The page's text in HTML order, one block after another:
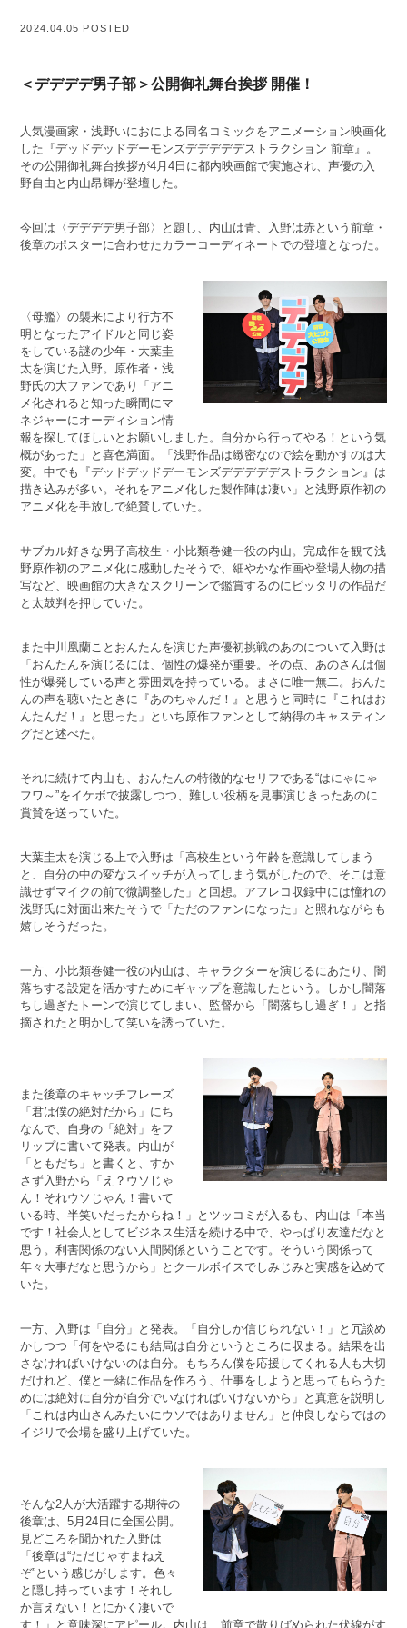
2024.04.05 POSTED
＜デデデデ男子部＞公開御礼舞台挨拶 開催！
人気漫画家・浅野いにおによる同名コミックをアニメーション映画化
した『デッドデッドデーモンズデデデデデストラクション 前章』。
その公開御礼舞台挨拶が4月4日に都内映画館で実施され、声優の入
野自由と内山昂輝が登壇した。
今回は〈デデデデ男子部〉と題し、内山は青、入野は赤という前章・
後章のポスターに合わせたカラーコーディネートでの登壇となった。
〈母艦〉の襲来により行方不
明となったアイドルと同じ姿
をしている謎の少年・大葉圭
太を演じた入野。原作者・浅
野氏の大ファンであり「アニ
メ化されると知った瞬間にマ
ネジャーにオーディション情
報を探してほしいとお願いしました。自分から行ってやる！という気
概があった」と喜色満面。「浅野作品は緻密なので絵を動かすのは大
変。中でも『デッドデッドデーモンズデデデデデストラクション』は
描き込みが多い。それをアニメ化した製作陣は凄い」と浅野原作初の
アニメ化を手放しで絶賛していた。
サブカル好きな男子高校生・小比類巻健一役の内山。完成作を観て浅
野原作初のアニメ化に感動したそうで、細やかな作画や登場人物の描
写など、映画館の大きなスクリーンで鑑賞するのにピッタリの作品だ
と太鼓判を押していた。
また中川凰蘭ことおんたんを演じた声優初挑戦のあのについて入野は
「おんたんを演じるには、個性の爆発が重要。その点、あのさんは個
性が爆発している声と雰囲気を持っている。まさに唯一無二。おんた
んの声を聴いたときに『あのちゃんだ！』と思うと同時に『これはお
んたんだ！』と思った」といち原作ファンとして納得のキャスティン
グだと述べた。
それに続けて内山も、おんたんの特徴的なセリフである“はにゃにゃ
フワ～”をイケボで披露しつつ、難しい役柄を見事演じきったあのに
賞賛を送っていた。
大葉圭太を演じる上で入野は「高校生という年齢を意識してしまう
と、自分の中の変なスイッチが入ってしまう気がしたので、そこは意
識せずマイクの前で微調整した」と回想。アフレコ収録中には憧れの
浅野氏に対面出来たそうで「ただのファンになった」と照れながらも
嬉しそうだった。
一方、小比類巻健一役の内山は、キャラクターを演じるにあたり、闇
落ちする設定を活かすためにギャップを意識したという。しかし闇落
ちし過ぎたトーンで演じてしまい、監督から「闇落ちし過ぎ！」と指
摘されたと明かして笑いを誘っていた。
また後章のキャッチフレーズ
「君は僕の絶対だから」にち
なんで、自身の「絶対」をフ
リップに書いて発表。内山が
「ともだち」と書くと、すか
さず入野から「え？ウソじゃ
ん！それウソじゃん！書いて
いる時、半笑いだったからね！」とツッコミが入るも、内山は「本当
です！社会人としてビジネス生活を続ける中で、やっぱり友達だなと
思う。利害関係のない人間関係ということです。そういう関係って
年々大事だなと思うから」とクールボイスでしみじみと実感を込めて
いた。
一方、入野は「自分」と発表。「自分しか信じられない！」と冗談め
かしつつ「何をやるにも結局は自分というところに収まる。結果を出
さなければいけないのは自分。もちろん僕を応援してくれる人も大切
だけれど、僕と一緒に作品を作ろう、仕事をしようと思ってもらうた
めには絶対に自分が自分でいなければいけないから」と真意を説明し
「これは内山さんみたいにウソではありません」と仲良しならではの
イジリで会場を盛り上げていた。
そんな2人が大活躍する期待の
後章は、5月24日に全国公開。
見どころを聞かれた入野は
「後章は“ただじゃすまねえ
ぞ”という感じがします。色々
と隠し持っています！それし
か言えない！とにかく凄いで
す！」と意味深にアピール。内山は、前章で散りばめられた伏線がす